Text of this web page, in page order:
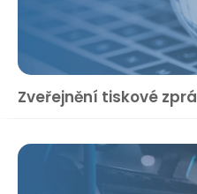
Zveřejnění tiskové